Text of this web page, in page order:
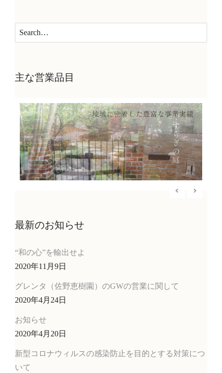
主な営業品目
最新のお知らせ
“和の心”を輸出せよ
2020年11月9日
グレンタ（佐野恵樹園）のGWの営業に関して
2020年4月24日
お知らせ
2020年4月20日
新型コロナウィルスの感染防止を目的とする対策につ
いて